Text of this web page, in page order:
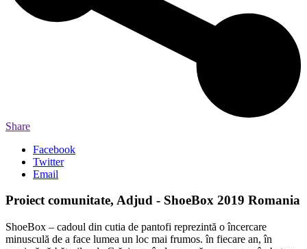
Share
Facebook
Twitter
Email
Proiect comunitate, Adjud - ShoeBox 2019 Romania
ShoeBox – cadoul din cutia de pantofi reprezintă o încercare
minusculă de a face lumea un loc mai frumos. în fiecare an, în